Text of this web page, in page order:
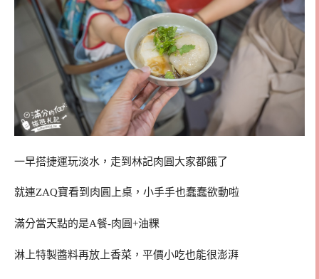
一早搭捷運玩淡水，走到林記肉圓大家都餓了
就連ZAQ寶看到肉圓上桌，小手手也蠢蠢欲動啦
滿分當天點的是A餐-肉圓+油粿
淋上特製醬料再放上香菜，平價小吃也能很澎湃